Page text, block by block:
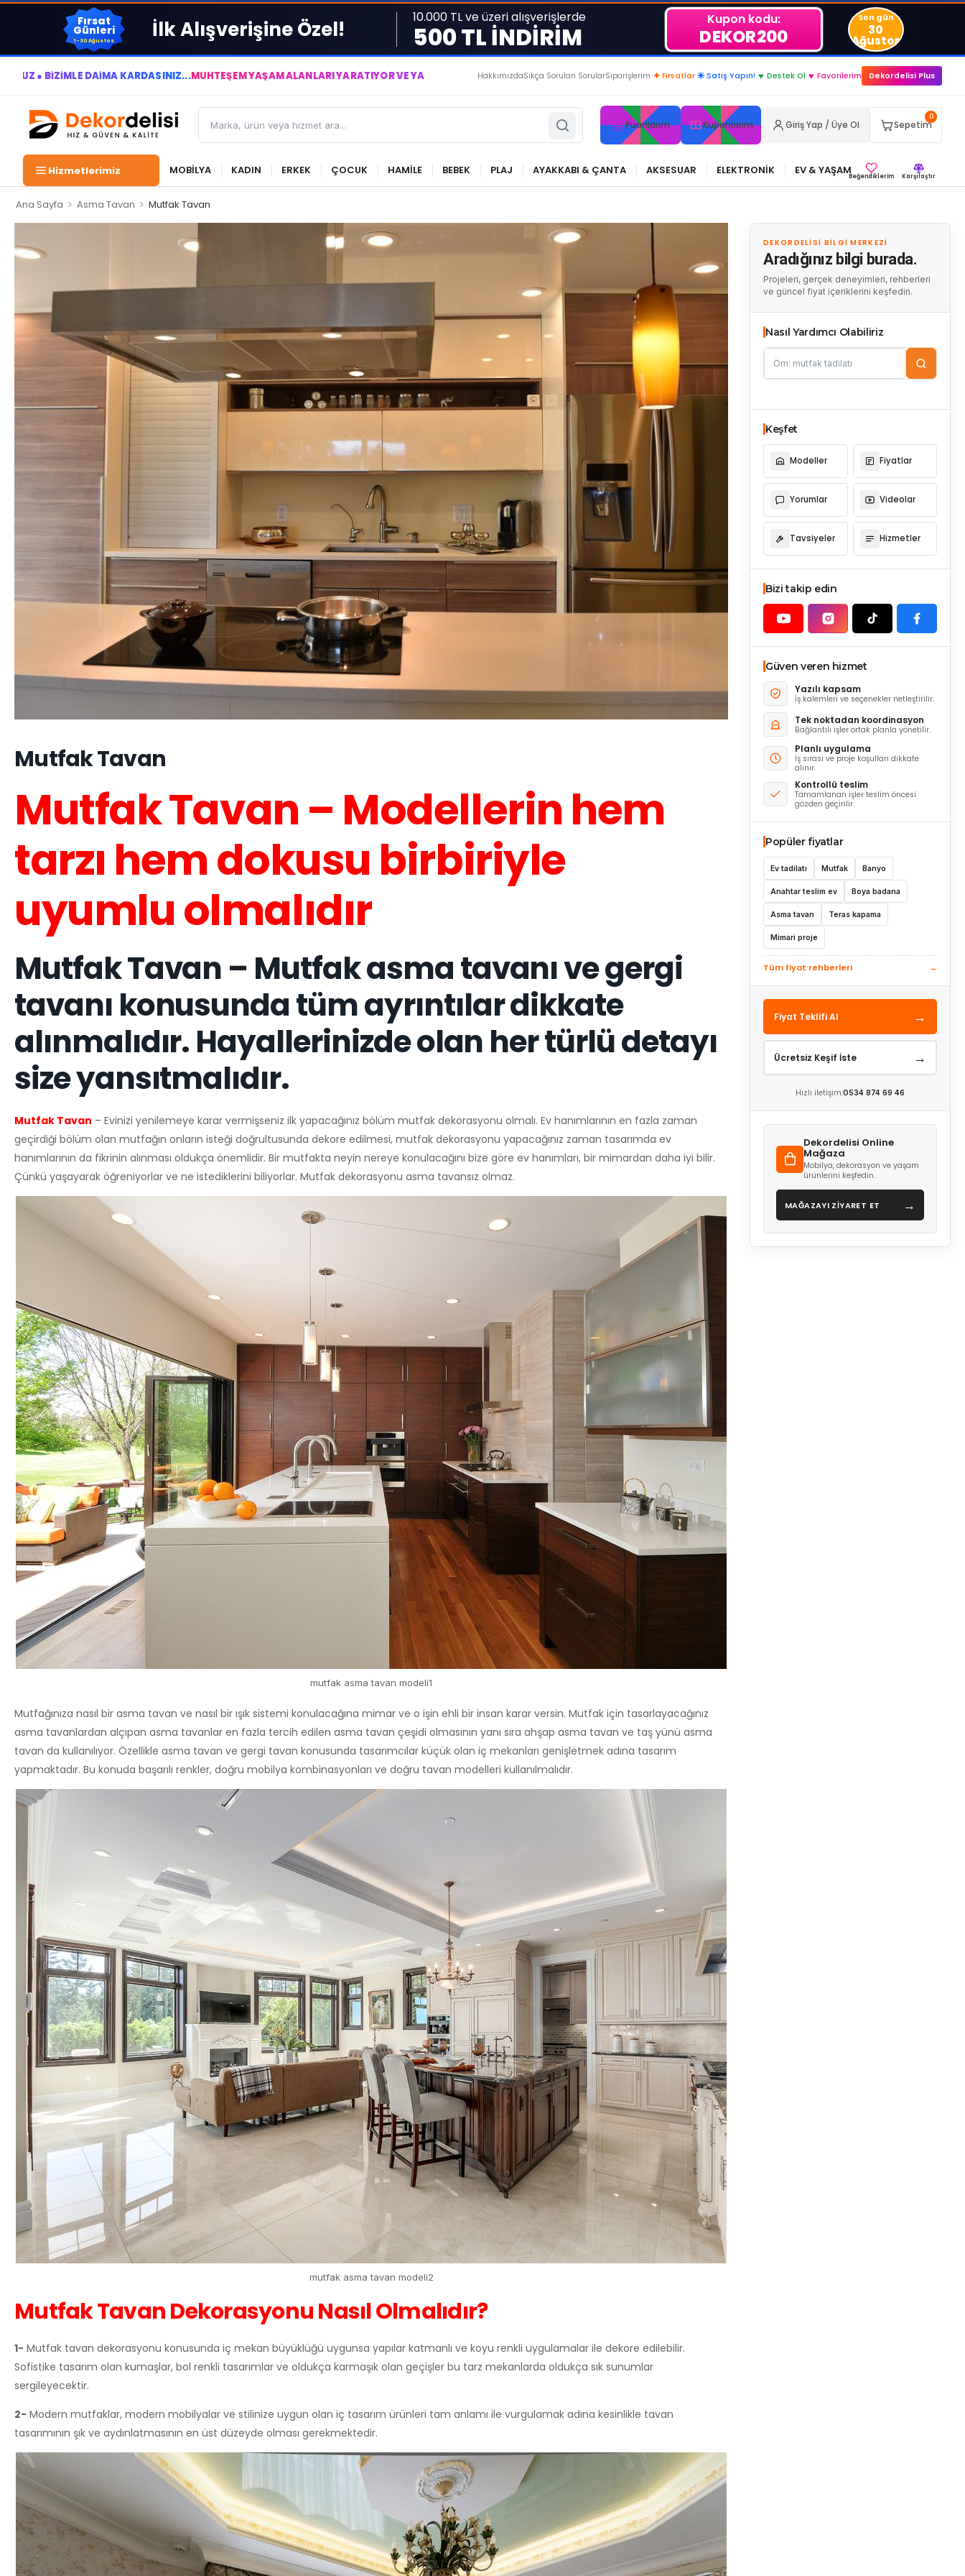
Fırsat
Günleri
1-30 Ağustos İlk Alışverişine Özel! 10.000 TL ve üzeri alışverişlerde
500 TL İNDİRİM
Kupon kodu:
DEKOR200
Son gün
30
Ağustos
KÂRDASINIZ...MUHTEŞEM YAŞAM ALANLARI YARATIYOR VE YAŞATIYORUZ ● BİZİMLE DAİMA KÂRDASINIZ...
HakkımızdaSıkça Sorulan SorularSiparişlerim ✦ Fırsatlar ☀ Satış Yapın! ♥ Destek Ol ♥ Favorilerim Dekordelisi Plus
Puanlarım Kuponlarım Giriş Yap / Üye Ol
0
Sepetim
Hizmetlerimiz MOBİLYA KADIN ERKEK ÇOCUK HAMİLE BEBEK PLAJ AYAKKABI & ÇANTA AKSESUAR ELEKTRONİK EV & YAŞAMBeğendiklerim Karşılaştır
Ana Sayfa > Asma Tavan > Mutfak Tavan
DEKORDELISI BILGI MERKEZI
Aradığınız bilgi burada.
Projeleri, gerçek deneyimleri, rehberleri
ve güncel fiyat içeriklerini keşfedin.
Nasıl Yardımcı Olabiliriz
Keşfet
Modeller Fiyatlar
Yorumlar Videolar
Tavsiyeler Hizmetler
Bizi takip edin
Güven veren hizmet
Yazılı kapsam
İş kalemleri ve seçenekler netleştirilir.
Tek noktadan koordinasyon
Bağlantılı işler ortak planla yönetilir.
Planlı uygulama
İş sırası ve proje koşulları dikkate
alınır.
Kontrollü teslim
Tamamlanan işler teslim öncesi
gözden geçirilir.
Popüler fiyatlar
Ev tadilatı Mutfak Banyo
Anahtar teslim ev Boya badana
Asma tavan Teras kapama
Mimari proje
Tüm fiyat rehberleri →
Fiyat Teklifi Al →
Ücretsiz Keşif İste →
Hızlı iletişim:0534 874 69 46
Dekordelisi Online
Mağaza
Mobilya, dekorasyon ve yaşam
ürünlerini keşfedin.
MAĞAZAYI ZİYARET ET →
Mutfak Tavan
Mutfak Tavan – Modellerin hem
tarzı hem dokusu birbiriyle
uyumlu olmalıdır
Mutfak Tavan – Mutfak asma tavanı ve gergi
tavanı konusunda tüm ayrıntılar dikkate
alınmalıdır. Hayallerinizde olan her türlü detayı
size yansıtmalıdır.
Mutfak Tavan – Evinizi yenilemeye karar vermişseniz ilk yapacağınız bölüm mutfak dekorasyonu olmalı. Ev hanımlarının en fazla zaman
geçirdiği bölüm olan mutfağın onların isteği doğrultusunda dekore edilmesi, mutfak dekorasyonu yapacağınız zaman tasarımda ev
hanımlarının da fikrinin alınması oldukça önemlidir. Bir mutfakta neyin nereye konulacağını bize göre ev hanımları, bir mimardan daha iyi bilir.
Çünkü yaşayarak öğreniyorlar ve ne istediklerini biliyorlar. Mutfak dekorasyonu asma tavansız olmaz.
mutfak asma tavan modeli1
Mutfağınıza nasıl bir asma tavan ve nasıl bir ışık sistemi konulacağına mimar ve o işin ehli bir insan karar versin. Mutfak için tasarlayacağınız
asma tavanlardan alçıpan asma tavanlar en fazla tercih edilen asma tavan çeşidi olmasının yanı sıra ahşap asma tavan ve taş yünü asma
tavan da kullanılıyor. Özellikle asma tavan ve gergi tavan konusunda tasarımcılar küçük olan iç mekanları genişletmek adına tasarım
yapmaktadır. Bu konuda başarılı renkler, doğru mobilya kombinasyonları ve doğru tavan modelleri kullanılmalıdır.
mutfak asma tavan modeli2
Mutfak Tavan Dekorasyonu Nasıl Olmalıdır?
1- Mutfak tavan dekorasyonu konusunda iç mekan büyüklüğü uygunsa yapılar katmanlı ve koyu renkli uygulamalar ile dekore edilebilir.
Sofistike tasarım olan kumaşlar, bol renkli tasarımlar ve oldukça karmaşık olan geçişler bu tarz mekanlarda oldukça sık sunumlar
sergileyecektir.
2- Modern mutfaklar, modern mobilyalar ve stilinize uygun olan iç tasarım ürünleri tam anlamı ile vurgulamak adına kesinlikle tavan
tasarımının şık ve aydınlatmasının en üst düzeyde olması gerekmektedir.